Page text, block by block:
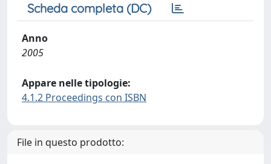
Scheda completa (DC)
Anno
2005
Appare nelle tipologie:
4.1.2 Proceedings con ISBN
File in questo prodotto: